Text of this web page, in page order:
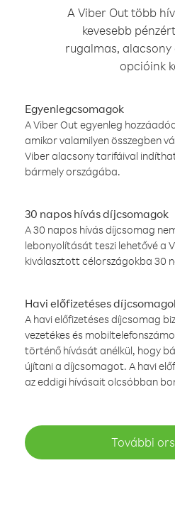
A Viber Out több
kevesebb
rugalmas, alacsony
opcióink
Egyenlegcsomagok
A Viber Out egyenleg
amikor valamilyen összegben
Viber alacsony tarifáival
bármely országába.
30 napos hívás díjcsomagok
A 30 napos hívás díjcsomag
lebonyolítását teszi lehetővé a
kiválasztott célországokba 30
Havi előfizetéses
A havi előfizetéses díjcsomag
vezetékes és
történő hívását anélkül, hogy
újítani a díjcsomagot. A havi
az eddigi hívásait olcsóbban
További